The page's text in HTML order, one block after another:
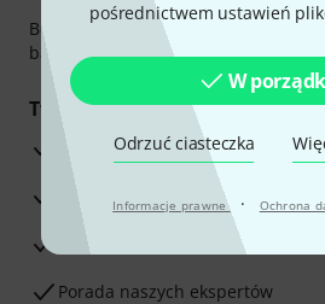
pośrednictwem ustawień
W
Odrzuć ciasteczka
Informacje prawne · Ochrona
Bezpieczna płatność przez Za
bankowy, PayPal, Blik lub Karta
Twoje korzyści
3-letnia Gwarancja Thomann
30-dniowa gwarancja zwrotu
Porada naszych ekspertów